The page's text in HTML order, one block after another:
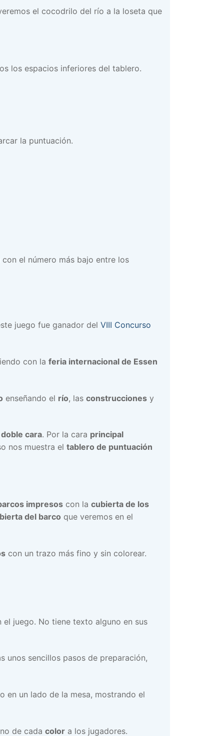
el cocodrilo del río a la loseta que
los espacios inferiores del tablero.
la puntuación.
el número más bajo entre los
juego fue ganador del VIII Concurso
con la feria internacional de Essen
enseñando el río, las construcciones y
cara. Por la cara principal
nos muestra el tablero de puntuación
impresos con la cubierta de los
del barco que veremos en el
con un trazo más fino y sin colorear.
el juego. No tiene texto alguno en sus
unos sencillos pasos de preparación,
en un lado de la mesa, mostrando el
de cada color a los jugadores.